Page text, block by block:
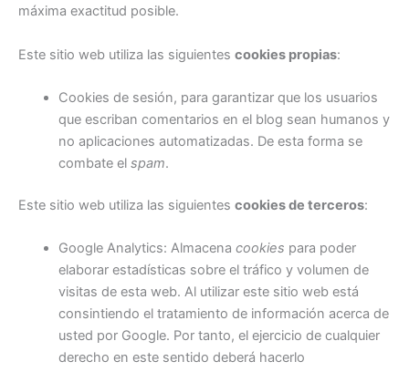
máxima exactitud posible.
Este sitio web utiliza las siguientes cookies propias:
Cookies de sesión, para garantizar que los usuarios
que escriban comentarios en el blog sean humanos y
no aplicaciones automatizadas. De esta forma se
combate el spam.
Este sitio web utiliza las siguientes cookies de terceros:
Google Analytics: Almacena cookies para poder
elaborar estadísticas sobre el tráfico y volumen de
visitas de esta web. Al utilizar este sitio web está
consintiendo el tratamiento de información acerca de
usted por Google. Por tanto, el ejercicio de cualquier
derecho en este sentido deberá hacerlo